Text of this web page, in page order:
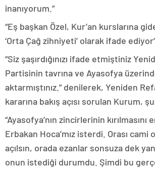
inanıyorum.”
“Eş başkan Özel, Kur’an kurslarına
‘Orta Çağ zihniyeti’ olarak ifade
“Siz şaşırdığınızı ifade etmiştiniz
Partisinin tavrına ve Ayasofya
aktarmıştınız.” denilerek, Yeniden
kararına bakış açısı sorulan Kurum,
“Ayasofya’nın zincirlerinin
Erbakan Hoca’mız isterdi. Orası cami
açılsın, orada ezanlar sonsuza dek
onun istediği durumdu. Şimdi bu